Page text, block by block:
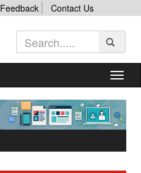
Feedback Contact Us